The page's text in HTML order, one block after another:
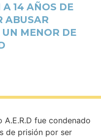
14 AÑOS DE
ABUSAR
MENOR DE
fue condenado
de prisión por ser